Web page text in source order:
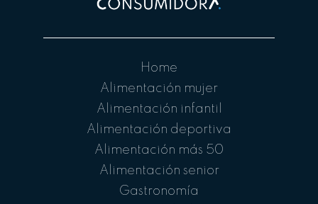
Home
Alimentación mujer
Alimentación infantil
Alimentación deportiva
Alimentación más 50
Alimentación senior
Gastronomía